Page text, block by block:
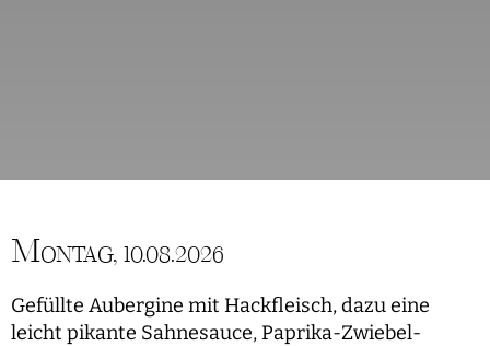
MONTAG, 10.08.2026
Gefüllte Aubergine mit Hackfleisch, dazu eine
leicht pikante Sahnesauce, Paprika-Zwiebel-